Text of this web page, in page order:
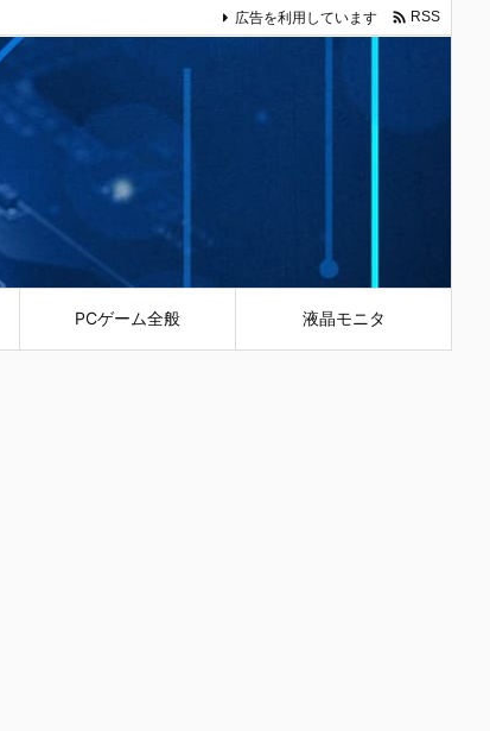
PCゲーム全般 液晶モニタ
広告を利用しています  RSS